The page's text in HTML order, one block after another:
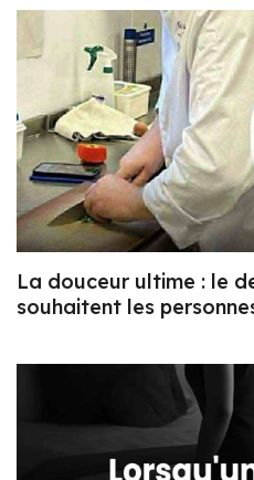
La douceur ultime : le
souhaitent les